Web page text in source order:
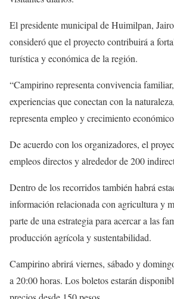
El presidente municipal de Huimilpan,
consideró que el proyecto contribuirá a
turística y económica de la región.
“Campirino representa convivencia
experiencias que conectan con la
representa empleo y crecimiento
De acuerdo con los organizadores, el
empleos directos y alrededor de 200
Dentro de los recorridos también habrá
información relacionada con agricultura y
parte de una estrategia para acercar a las
producción agrícola y sustentabilidad.
Campirino abrirá viernes, sábado y
a 20:00 horas. Los boletos estarán